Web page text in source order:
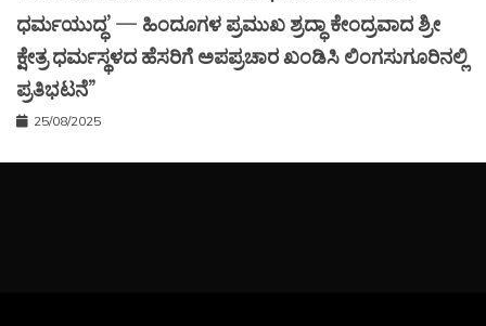
ಧರ್ಮಯುದ್ಧ’ — ಹಿಂದೂಗಳ ಪ್ರಮುಖ ಶ್ರದ್ಧಾ ಕೇಂದ್ರವಾದ ಶ್ರೀ
ಕ್ಷೇತ್ರ ಧರ್ಮಸ್ಥಳದ ಹೆಸರಿಗೆ ಅಪಪ್ರಚಾರ ಖಂಡಿಸಿ ಲಿಂಗಸುಗೂರಿನಲ್ಲಿ
ಪ್ರತಿಭಟನೆ”
25/08/2025